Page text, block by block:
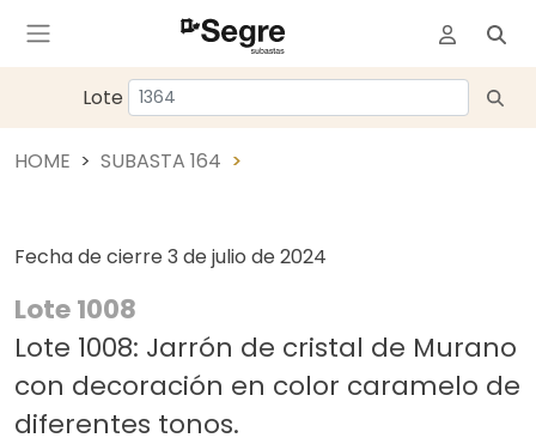
Lote
HOME SUBASTA 164
Fecha de cierre 3 de julio de 2024
Lote 1008
Lote 1008: Jarrón de cristal de Murano
con decoración en color caramelo de
diferentes tonos.